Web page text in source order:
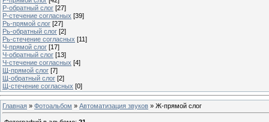
Р-обратный слог [27]
Р-стечение согласных [39]
Рь-прямой слог [27]
Рь-обратный слог [2]
Рь-стечение согласных [11]
Ч-прямой слог [17]
Ч-обратный слог [13]
Ч-стечение согласных [4]
Щ-прямой слог [7]
Щ-обратный слог [2]
Щ-стечение согласных [0]
Главная » Фотоальбом » Автоматизация звуков » Ж-прямой слог